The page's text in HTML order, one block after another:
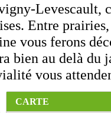
Levescault,
Entre
vous ferons
bien au delà du
vous
CARTE